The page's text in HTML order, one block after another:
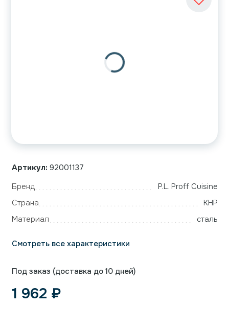
Артикул: 92001137
Бренд
P.L. Proff Cuisine
Страна
КНР
Материал
сталь
Смотреть все характеристики
Под заказ (доставка до 10 дней)
1 962 ₽